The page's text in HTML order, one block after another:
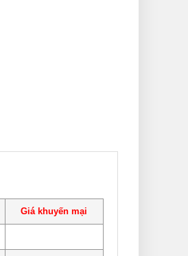
Giá khuyến mại